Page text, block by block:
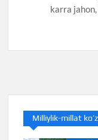
karra
Milliylik-millat